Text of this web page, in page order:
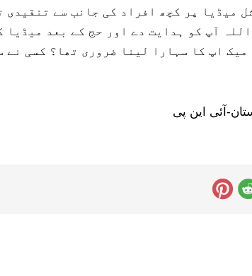
میڈیا پر کچھ افراد کی جانب سے تنقیدی
آپ کو ہدایت دے اور حج کے بعد
میک اپ کا سہارا لینا ضروری تھا؟ کسی
آئی این پی